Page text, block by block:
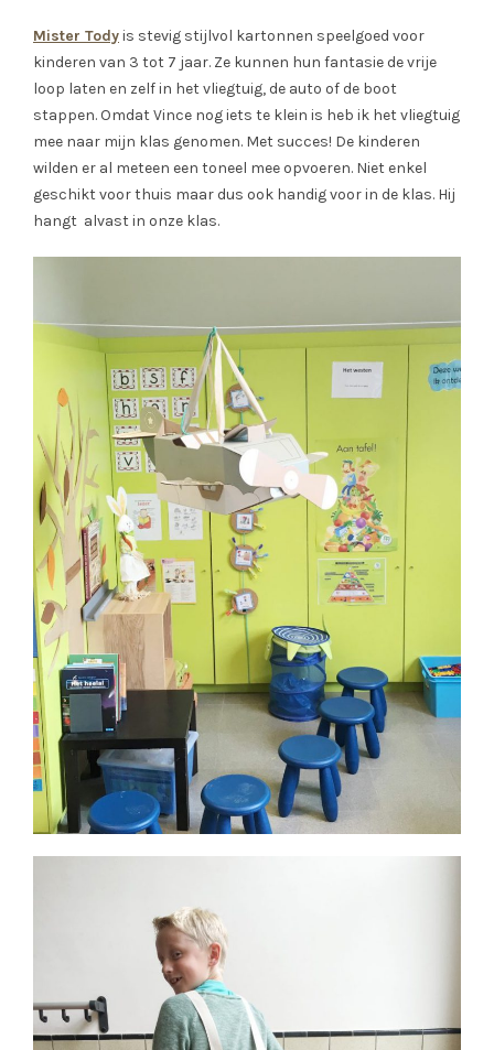
Mister Todyis stevig stijlvol kartonnen speelgoed voor
kinderen van 3 tot 7 jaar. Ze kunnen hun fantasie de vrije
loop laten en zelf in het vliegtuig, de auto of de boot
stappen. Omdat Vince nog iets te klein is heb ik het vliegtuig
mee naar mijn klas genomen. Met succes! De kinderen
wilden er al meteen een toneel mee opvoeren. Niet enkel
geschikt voor thuis maar dus ook handig voor in de klas. Hij
hangt alvast in onze klas.